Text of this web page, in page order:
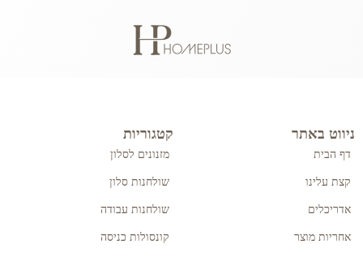
ניווט באתר
דף הבית
קצת עלינו
אדריכלים
אחריות מוצר
קטגוריות
מזנונים לסלון
שולחנות סלון
שולחנות עבודה
קונסולות כניסה